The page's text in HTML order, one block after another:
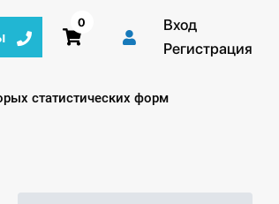
0
Вход
Регистрация
статистических форм